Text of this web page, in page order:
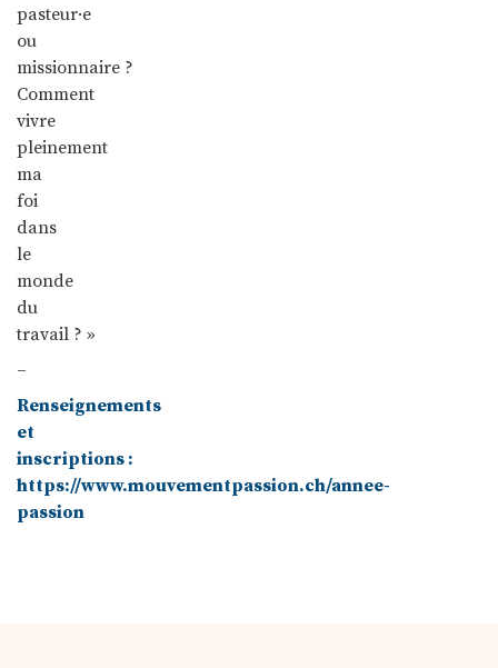
pasteur·e
ou
missionnaire ?
Comment
vivre
pleinement
ma
foi
dans
le
monde
du
travail ? »
–
Renseignements
et
inscriptions :
https://www.mouvementpassion.ch/annee-
passion